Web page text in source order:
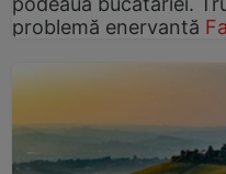
problemă enervantă